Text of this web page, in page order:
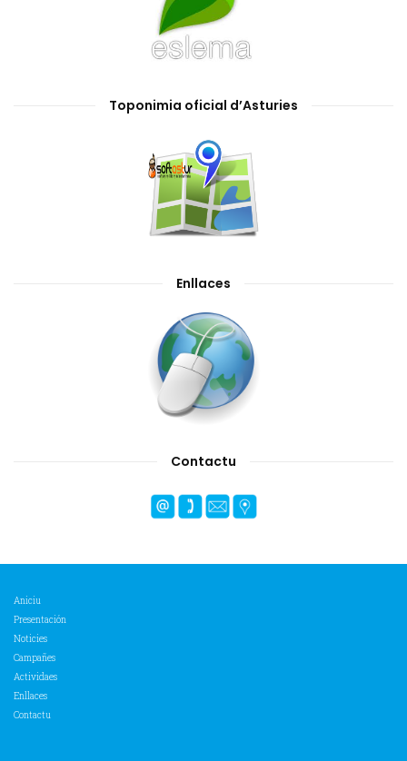
Toponimia oficial d’Asturies
Enllaces
Contactu
Aniciu
Presentación
Noticies
Campañes
Actividaes
Enllaces
Contactu